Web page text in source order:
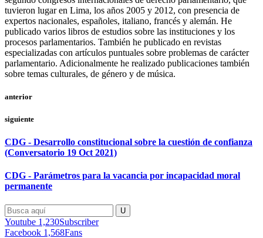
tuvieron lugar en Lima, los años 2005 y 2012, con presencia de
expertos nacionales, españoles, italiano, francés y alemán. He
publicado varios libros de estudios sobre las instituciones y los
procesos parlamentarios. También he publicado en revistas
especializadas con artículos puntuales sobre problemas de carácter
parlamentario. Adicionalmente he realizado publicaciones también
sobre temas culturales, de género y de música.
anterior
siguiente
CDG - Desarrollo constitucional sobre la cuestión de confianza
(Conversatorio 19 Oct 2021)
CDG - Parámetros para la vacancia por incapacidad moral
permanente
Youtube 1,230Subscriber
Facebook 1,568Fans